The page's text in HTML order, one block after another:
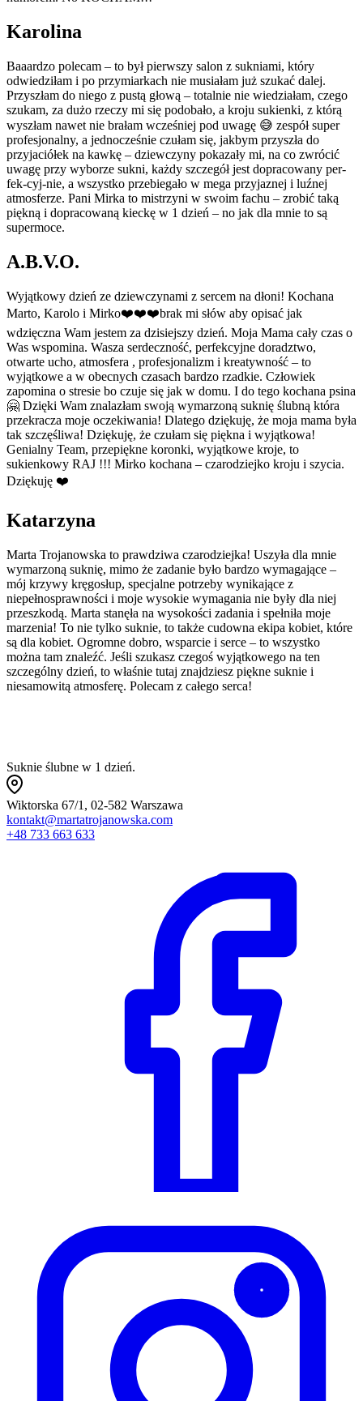
Karolina
Baaardzo polecam – to był pierwszy salon z sukniami, który
odwiedziłam i po przymiarkach nie musiałam już szukać dalej.
Przyszłam do niego z pustą głową – totalnie nie wiedziałam, czego
szukam, za dużo rzeczy mi się podobało, a kroju sukienki, z którą
wyszłam nawet nie brałam wcześniej pod uwagę 😅 zespół super
profesjonalny, a jednocześnie czułam się, jakbym przyszła do
przyjaciółek na kawkę – dziewczyny pokazały mi, na co zwrócić
uwagę przy wyborze sukni, każdy szczegół jest dopracowany per-
fek-cyj-nie, a wszystko przebiegało w mega przyjaznej i luźnej
atmosferze. Pani Mirka to mistrzyni w swoim fachu – zrobić taką
piękną i dopracowaną kieckę w 1 dzień – no jak dla mnie to są
supermoce.
A.B.V.O.
Wyjątkowy dzień ze dziewczynami z sercem na dłoni! Kochana
Marto, Karolo i Mirko❤️❤️❤️brak mi słów aby opisać jak
wdzięczna Wam jestem za dzisiejszy dzień. Moja Mama cały czas o
Was wspomina. Wasza serdeczność, perfekcyjne doradztwo,
otwarte ucho, atmosfera , profesjonalizm i kreatywność – to
wyjątkowe a w obecnych czasach bardzo rzadkie. Człowiek
zapomina o stresie bo czuje się jak w domu. I do tego kochana psina
🤗 Dzięki Wam znalazłam swoją wymarzoną suknię ślubną która
przekracza moje oczekiwania! Dlatego dziękuję, że moja mama była
tak szczęśliwa! Dziękuję, że czułam się piękna i wyjątkowa!
Genialny Team, przepiękne koronki, wyjątkowe kroje, to
sukienkowy RAJ !!! Mirko kochana – czarodziejko kroju i szycia.
Dziękuję ❤️
Katarzyna
Marta Trojanowska to prawdziwa czarodziejka! Uszyła dla mnie
wymarzoną suknię, mimo że zadanie było bardzo wymagające –
mój krzywy kręgosłup, specjalne potrzeby wynikające z
niepełnosprawności i moje wysokie wymagania nie były dla niej
przeszkodą. Marta stanęła na wysokości zadania i spełniła moje
marzenia! To nie tylko suknie, to także cudowna ekipa kobiet, które
są dla kobiet. Ogromne dobro, wsparcie i serce – to wszystko
można tam znaleźć. Jeśli szukasz czegoś wyjątkowego na ten
szczególny dzień, to właśnie tutaj znajdziesz piękne suknie i
niesamowitą atmosferę. Polecam z całego serca!
Suknie ślubne w 1 dzień.
Wiktorska 67/1, 02-582 Warszawa
kontakt@martatrojanowska.com
+48 733 663 633